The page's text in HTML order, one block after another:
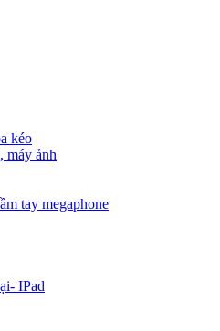
kéo
máy ảnh
tay megaphone
IPad